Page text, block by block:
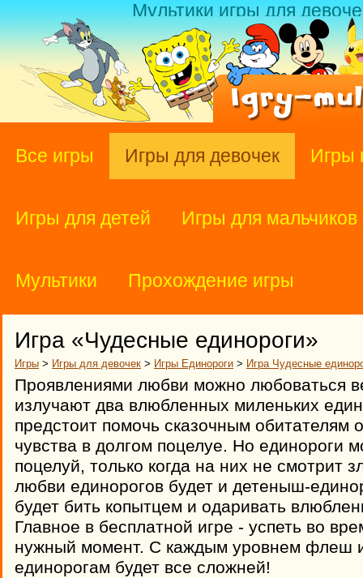
Мультики игры для
Все игры Игры для девочек Игры
Игры для детей Игры для мальчиков
Мультики Прохождение игры
Игра «Чудесные единороги»
Игры > Игры для девочек > Игры Единороги > Игра Чудесные
Проявлениями любви можно любоваться
излучают два влюбленных миленьких
предстоит помочь сказочным обитателям
чувства в долгом поцелуе. Но единороги
поцелуй, только когда на них не смотрит
любви единорогов будет и детеныш-
будет бить копытцем и одаривать
Главное в бесплатной игре - успеть во
нужный момент. С каждым уровнем флеш
единорогам будет все сложней!